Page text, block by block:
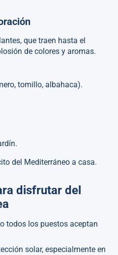
que traen hasta el
de colores y aromas.
tomillo, albahaca).
del Mediterráneo a casa.
disfrutar del
todos los puestos aceptan
solar, especialmente en